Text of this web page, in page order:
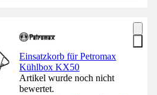
Einsatzkorb für Petromax
Kühlbox KX50
Artikel wurde noch nicht
bewertet.